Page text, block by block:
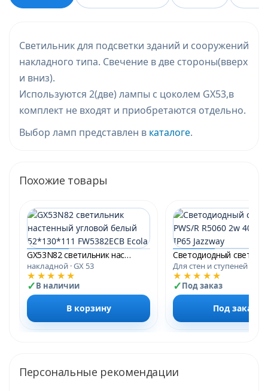
Светильник для подсветки зданий и сооружений
накладного типа. Свечение в две стороны(вверх
и вниз).
Используются 2(две) лампы с цоколем GX53,в
комплект не входят и приобретаются отдельно.
Выбор ламп представлен в каталоге.
Похожие товары
GX53N82 светильник настенный угловой белый 52*130*111 FW5382ECB Ecola
накладной · GX 53
★★★★★
В наличии
В корзину
Для стен и ступеней
★★★★★
Под заказ
Под заказ
Персональные рекомендации